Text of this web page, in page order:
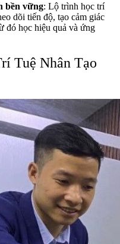
bền vững: Lộ trình học trí
dõi tiến độ, tạo cảm giác
đó học hiệu quả và ứng
Tuệ Nhân Tạo